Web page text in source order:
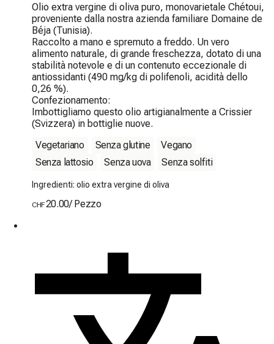
Olio extra vergine di oliva puro, monovarietale Chétoui,
proveniente dalla nostra azienda familiare Domaine de
Béja (Tunisia).
Raccolto a mano e spremuto a freddo. Un vero
alimento naturale, di grande freschezza, dotato di una
stabilità notevole e di un contenuto eccezionale di
antiossidanti (490 mg/kg di polifenoli, acidità dello
0,26 %).
Confezionamento:
Imbottigliamo questo olio artigianalmente a Crissier
(Svizzera) in bottiglie nuove.
Vegetariano
Senza glutine
Vegano
Senza lattosio
Senza uova Senza solfiti
Ingredienti: olio extra vergine di oliva
CHF20.00/ Pezzo